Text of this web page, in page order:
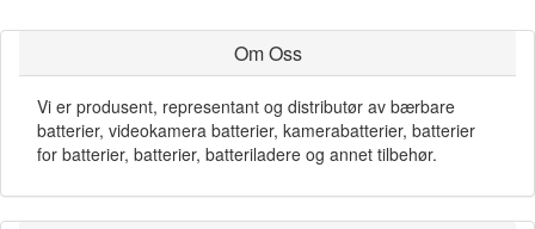
Om Oss
Vi er produsent, representant og distributør av bærbare
batterier, videokamera batterier, kamerabatterier, batterier
for batterier, batterier, batteriladere og annet tilbehør.